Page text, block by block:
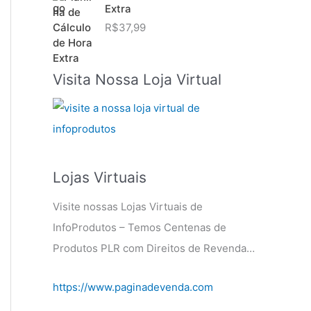
Extra
R$37,99
Visita Nossa Loja Virtual
Lojas Virtuais
Visite nossas Lojas Virtuais de
InfoProdutos – Temos Centenas de
Produtos PLR com Direitos de Revenda…
https://www.paginadevenda.com